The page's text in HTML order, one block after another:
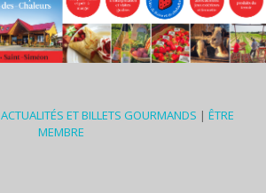
ACTUALITÉS ET BILLETS GOURMANDS | ÊTRE
MEMBRE